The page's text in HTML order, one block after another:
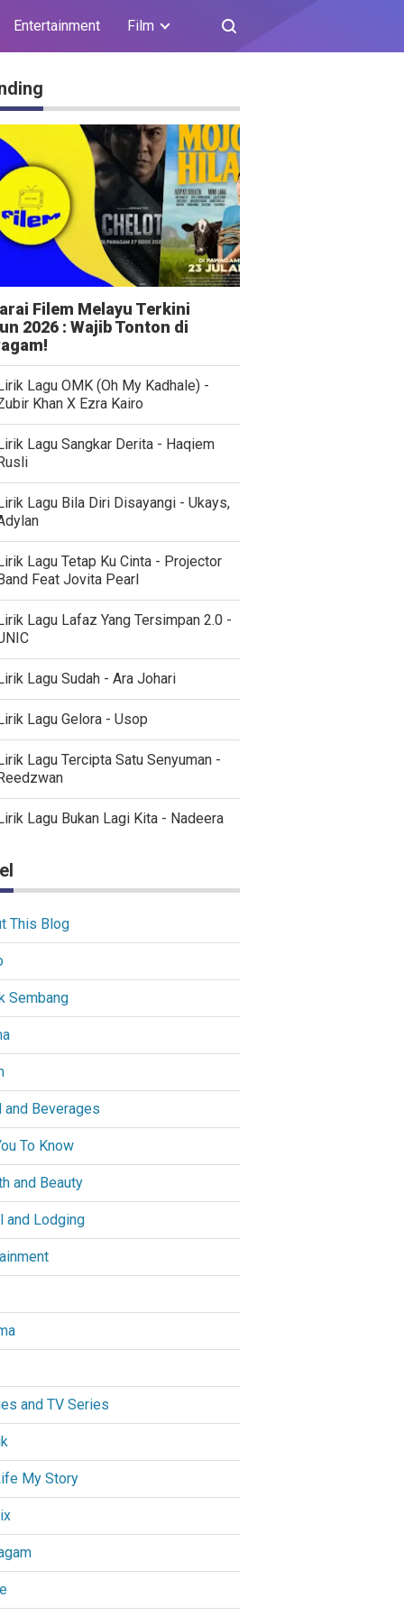
Entertainment Film
Filem Melayu Terkini
2026 : Wajib Tonton di
Lagu OMK (Oh My Kadhale) -
Khan X Ezra Kairo
Lagu Sangkar Derita - Haqiem
Lagu Bila Diri Disayangi - Ukays,
Lagu Tetap Ku Cinta - Projector
Feat Jovita Pearl
Lagu Lafaz Yang Tersimpan 2.0 -
Lagu Sudah - Ara Johari
Lagu Gelora - Usop
Lagu Tercipta Satu Senyuman -
Lagu Bukan Lagi Kita - Nadeera
This Blog
Sembang
and Beverages
To Know
and Beauty
and Lodging
and TV Series
My Story